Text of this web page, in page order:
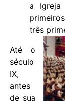
a Igreja
três
Até o
século
IX,
antes
de sua